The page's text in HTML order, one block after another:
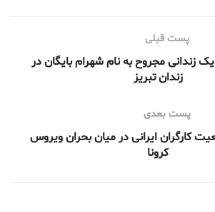
پست قبلی
زندانی مجروح به نام شهرام بایگان در
زندان تبریز
پست بعدی
و وضعیت کارگران ایرانی در میان بحران ویروس
کرونا